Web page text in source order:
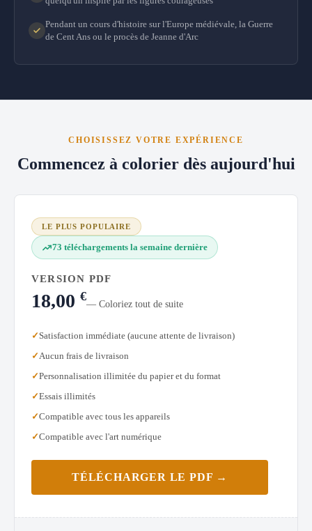
Pendant un cours d'histoire sur l'Europe médiévale, la Guerre
de Cent Ans ou le procès de Jeanne d'Arc
CHOISISSEZ VOTRE EXPÉRIENCE
Commencez à colorier dès aujourd'hui
LE PLUS POPULAIRE
73 téléchargements la semaine dernière
VERSION PDF
18,00 €
— Coloriez tout de suite
Satisfaction immédiate (aucune attente de livraison)
Aucun frais de livraison
Personnalisation illimitée du papier et du format
Essais illimités
Compatible avec tous les appareils
Compatible avec l'art numérique
TÉLÉCHARGER LE PDF →